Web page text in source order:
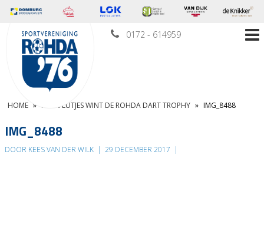
0172 - 614959
HOME » KEVIN LUTJES WINT DE ROHDA DART TROPHY » IMG_8488
IMG_8488
DOOR KEES VAN DER WILK | 29 DECEMBER 2017 |